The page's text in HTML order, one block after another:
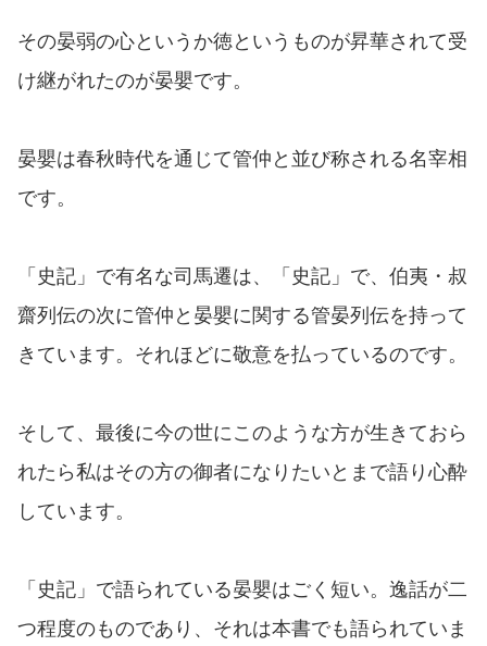
その晏弱の心というか徳というものが昇華されて受
け継がれたのが晏嬰です。
晏嬰は春秋時代を通じて管仲と並び称される名宰相
です。
「史記」で有名な司馬遷は、「史記」で、伯夷・叔
齋列伝の次に管仲と晏嬰に関する管晏列伝を持って
きています。それほどに敬意を払っているのです。
そして、最後に今の世にこのような方が生きておら
れたら私はその方の御者になりたいとまで語り心酔
しています。
「史記」で語られている晏嬰はごく短い。逸話が二
つ程度のものであり、それは本書でも語られていま